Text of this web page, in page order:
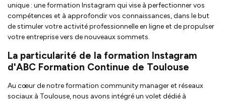
unique : une formation Instagram qui vise à perfectionner vos
compétences et à approfondir vos connaissances, dans le but
de stimuler votre activité professionnelle en ligne et de propulser
votre entreprise vers de nouveaux sommets.
La particularité de la formation Instagram
d'ABC Formation Continue de Toulouse
Au cœur de notre formation community manager et réseaux
sociaux à Toulouse, nous avons intégré un volet dédié à